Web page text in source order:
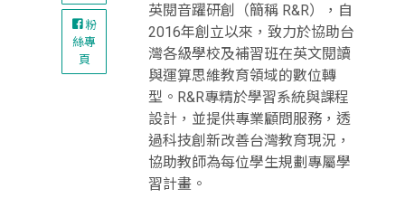
粉
絲專
頁
英閱音躍研創（簡稱 R&R），自
2016年創立以來，致力於協助台
灣各級學校及補習班在英文閱讀
與運算思維教育領域的數位轉
型。R&R專精於學習系統與課程
設計，並提供專業顧問服務，透
過科技創新改善台灣教育現況，
協助教師為每位學生規劃專屬學
習計畫。